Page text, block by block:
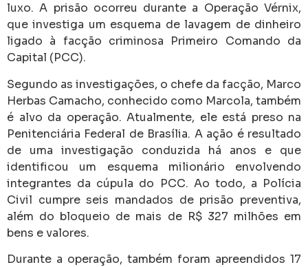
luxo. A prisão ocorreu durante a Operação Vérnix,
que investiga um esquema de lavagem de dinheiro
ligado à facção criminosa Primeiro Comando da
Capital (PCC).
Segundo as investigações, o chefe da facção, Marco
Herbas Camacho, conhecido como Marcola, também
é alvo da operação. Atualmente, ele está preso na
Penitenciária Federal de Brasília. A ação é resultado
de uma investigação conduzida há anos e que
identificou um esquema milionário envolvendo
integrantes da cúpula do PCC. Ao todo, a Polícia
Civil cumpre seis mandados de prisão preventiva,
além do bloqueio de mais de R$ 327 milhões em
bens e valores.
Durante a operação, também foram apreendidos 17